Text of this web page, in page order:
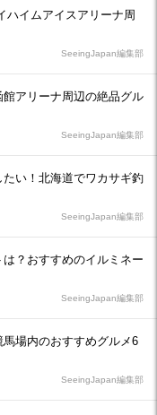
ハイムアイスアリーナ周
SeeingJapan編集部
アリーナ周辺の絶品グル
SeeingJapan編集部
い！北海道でワカサギ釣
SeeingJapan編集部
？おすすめのイルミネー
SeeingJapan編集部
場内のおすすめグルメ6
SeeingJapan編集部